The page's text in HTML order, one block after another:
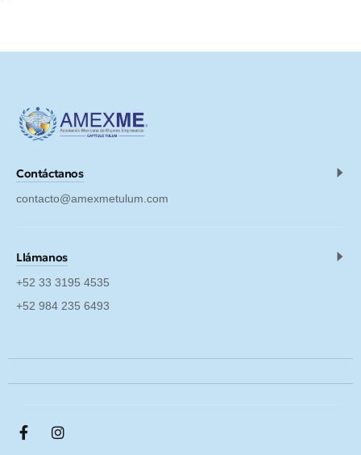
Contáctanos
contacto@amexmetulum.com
Llámanos
+52 33 3195 4535
+52 984 235 6493